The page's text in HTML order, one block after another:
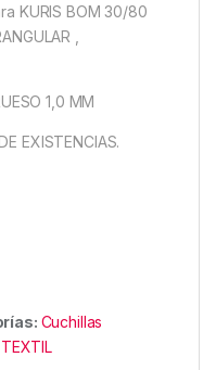
KURIS BOM 30/80
,
1,0 MM
EXISTENCIAS.
Cuchillas